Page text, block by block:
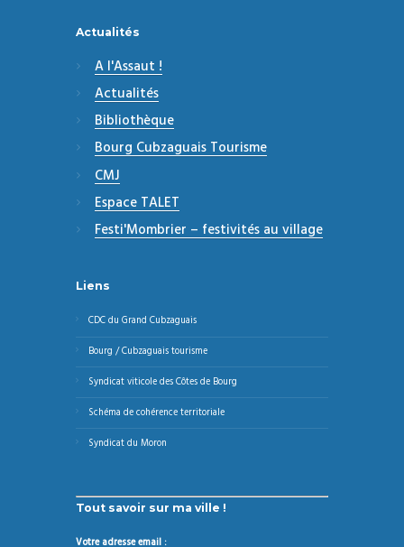
Actualités
A l'Assaut !
Actualités
Bibliothèque
Bourg Cubzaguais Tourisme
CMJ
Espace TALET
Festi'Mombrier – festivités au village
Liens
CDC du Grand Cubzaguais
Bourg / Cubzaguais tourisme
Syndicat viticole des Côtes de Bourg
Schéma de cohérence territoriale
Syndicat du Moron
Tout savoir sur ma ville !
Votre adresse email :